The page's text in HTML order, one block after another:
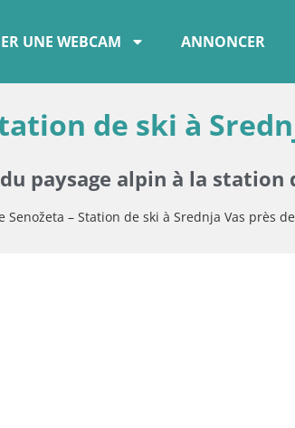
UNE WEBCAM ANNONCER
de ski à
paysage alpin à la station
Senožeta – Station de ski à Srednja Vas près